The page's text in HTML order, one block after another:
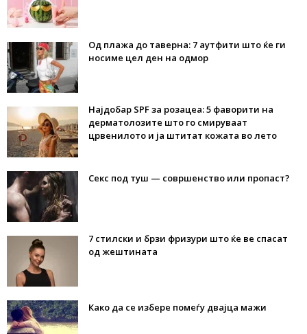
Од плажа до таверна: 7 аутфити што ќе ги
носиме цел ден на одмор
Најдобар SPF за розацеа: 5 фаворити на
дерматолозите што го смируваат
црвенилото и ја штитат кожата во лето
Секс под туш — совршенство или пропаст?
7 стилски и брзи фризури што ќе ве спасат
од жештината
Како да се избере помеѓу двајца мажи